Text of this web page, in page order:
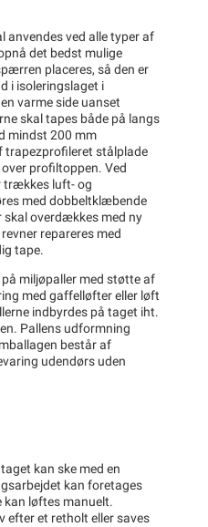
anvendes ved alle typer af
det bedst mulige
placeres, så den er
i isoleringslaget i
varme side uanset
skal tapes både på langs
mindst 200 mm
trapezprofileret stålplade
profiltoppen. Ved
trækkes luft- og
med dobbeltklæbende
skal overdækkes med ny
repareres med
tape.
miljøpaller med støtte af
med gaffelløfter eller løft
indbyrdes på taget iht.
Pallens udformning
består af
udendørs uden
kan ske med en
kan foretages
kan løftes manuelt.
efter et retholt eller saves